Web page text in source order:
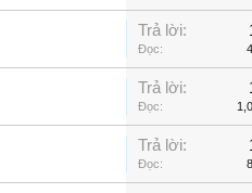
Trả lời:
Đọc:
Trả lời:
Đọc:
Trả lời:
Đọc: